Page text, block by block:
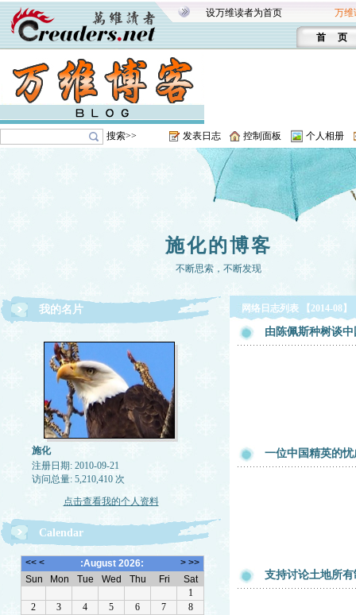
设万维读者为首页 万维
首 页
搜索>> 发表日志 控制面板 个人相册
施化的博客
不断思索，不断发现
我的名片
施化
注册日期: 2010-09-21
访问总量: 5,210,410 次
点击查看我的个人资料
Calendar
网络日志列表 【2014-08】
由陈佩斯种树谈
一位中国精英的忧
支持讨论土地所